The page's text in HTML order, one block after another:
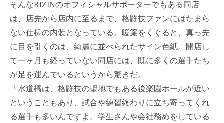
そんなRIZINのオフィシャルサポーターでもある同店
は、店先から店内に至るまで、格闘技ファンにはたまら
ない仕様の内装となっている。暖簾をくぐると、真っ先
に目を引くのは、綺麗に並べられたサイン色紙。開店し
て一ヶ月も経っていない同店には、既に多くの選手たち
が足を運んでいるというから驚きだ。
「水道橋は、格闘技の聖地でもある後楽園ホールが近い
ということもあり、試合や練習終わりに立ち寄ってくれ
る選手も多いんですよ。学生さんや会社務めをしている